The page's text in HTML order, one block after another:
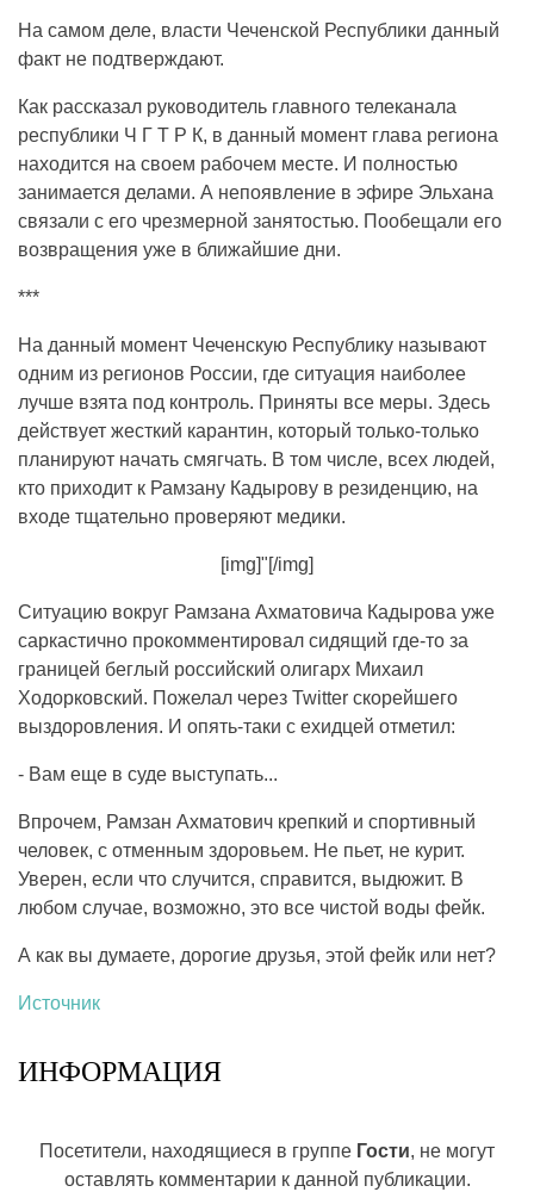
На самом деле, власти Чеченской Республики данный
факт не подтверждают.
Как рассказал руководитель главного телеканала
республики Ч Г Т Р К, в данный момент глава региона
находится на своем рабочем месте. И полностью
занимается делами. А непоявление в эфире Эльхана
связали с его чрезмерной занятостью. Пообещали его
возвращения уже в ближайшие дни.
***
На данный момент Чеченскую Республику называют
одним из регионов России, где ситуация наиболее
лучше взята под контроль. Приняты все меры. Здесь
действует жесткий карантин, который только-только
планируют начать смягчать. В том числе, всех людей,
кто приходит к Рамзану Кадырову в резиденцию, на
входе тщательно проверяют медики.
[img]"[/img]
Ситуацию вокруг Рамзана Ахматовича Кадырова уже
саркастично прокомментировал сидящий где-то за
границей беглый российский олигарх Михаил
Ходорковский. Пожелал через Twitter скорейшего
выздоровления. И опять-таки с ехидцей отметил:
- Вам еще в суде выступать...
Впрочем, Рамзан Ахматович крепкий и спортивный
человек, с отменным здоровьем. Не пьет, не курит.
Уверен, если что случится, справится, выдюжит. В
любом случае, возможно, это все чистой воды фейк.
А как вы думаете, дорогие друзья, этой фейк или нет?
Источник
ИНФОРМАЦИЯ
Посетители, находящиеся в группе Гости, не могут
оставлять комментарии к данной публикации.